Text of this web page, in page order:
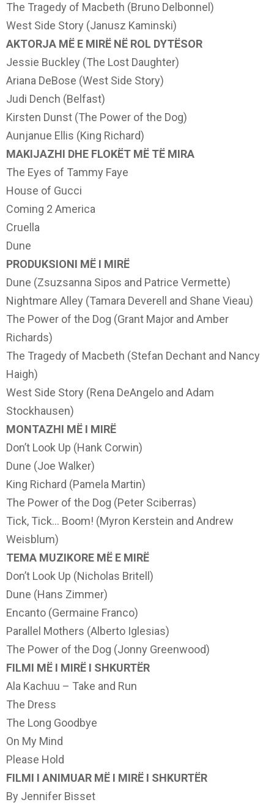
The Tragedy of Macbeth (Bruno Delbonnel)
West Side Story (Janusz Kaminski)
AKTORJA MË E MIRË NË ROL DYTËSOR
Jessie Buckley (The Lost Daughter)
Ariana DeBose (West Side Story)
Judi Dench (Belfast)
Kirsten Dunst (The Power of the Dog)
Aunjanue Ellis (King Richard)
MAKIJAZHI DHE FLOKËT MË TË MIRA
The Eyes of Tammy Faye
House of Gucci
Coming 2 America
Cruella
Dune
PRODUKSIONI MË I MIRË
Dune (Zsuzsanna Sipos and Patrice Vermette)
Nightmare Alley (Tamara Deverell and Shane Vieau)
The Power of the Dog (Grant Major and Amber
Richards)
The Tragedy of Macbeth (Stefan Dechant and Nancy
Haigh)
West Side Story (Rena DeAngelo and Adam
Stockhausen)
MONTAZHI MË I MIRË
Don’t Look Up (Hank Corwin)
Dune (Joe Walker)
King Richard (Pamela Martin)
The Power of the Dog (Peter Sciberras)
Tick, Tick… Boom! (Myron Kerstein and Andrew
Weisblum)
TEMA MUZIKORE MË E MIRË
Don’t Look Up (Nicholas Britell)
Dune (Hans Zimmer)
Encanto (Germaine Franco)
Parallel Mothers (Alberto Iglesias)
The Power of the Dog (Jonny Greenwood)
FILMI MË I MIRË I SHKURTËR
Ala Kachuu – Take and Run
The Dress
The Long Goodbye
On My Mind
Please Hold
FILMI I ANIMUAR MË I MIRË I SHKURTËR
By Jennifer Bisset